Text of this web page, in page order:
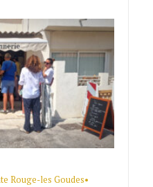
Rouge-les Goudes•